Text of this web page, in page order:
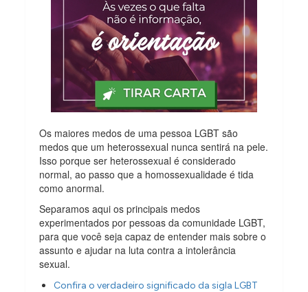
Os maiores medos de uma pessoa LGBT são
medos que um heterossexual nunca sentirá na pele.
Isso porque ser heterossexual é considerado
normal, ao passo que a homossexualidade é tida
como anormal.
Separamos aqui os principais medos
experimentados por pessoas da comunidade LGBT,
para que você seja capaz de entender mais sobre o
assunto e ajudar na luta contra a intolerância
sexual.
Confira o verdadeiro significado da sigla LGBT